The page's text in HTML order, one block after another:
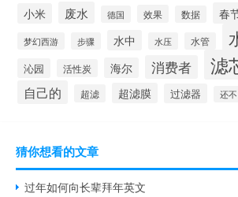
小米
废水 德国 效果 数据 春
梦幻西游 步骤 水中 水压 水管
沁园 活性炭 海尔 消费者 滤
自己的 超滤 超滤膜 过滤器 还不
猜你想看的文章
过年如何向长辈拜年英文